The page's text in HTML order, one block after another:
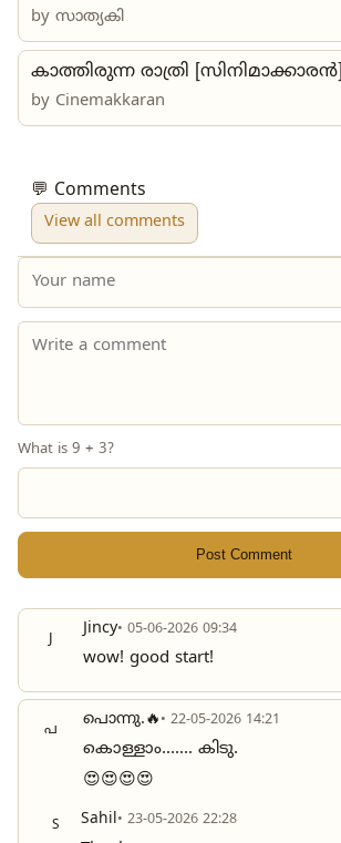
by സാത്യകി
കാത്തിരുന്ന രാത്രി [സിനിമാക്കാരൻ]
by Cinemakkaran
💬 Comments
View all comments
What is 9 + 3?
Post Comment
Jincy• 05-06-2026 09:34
wow! good start!
പ പൊന്നു.🔥• 22-05-2026 14:21
കൊള്ളാം....... കിടു.
😍😍😍😍
S Sahil• 23-05-2026 22:28